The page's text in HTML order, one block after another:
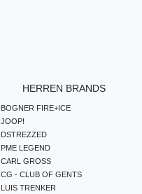
HERREN BRANDS
BOGNER FIRE+ICE
JOOP!
DSTREZZED
PME LEGEND
CARL GROSS
CG - CLUB OF GENTS
LUIS TRENKER